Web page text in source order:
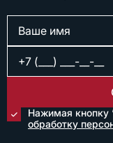
Нажимая кнопку
обработку